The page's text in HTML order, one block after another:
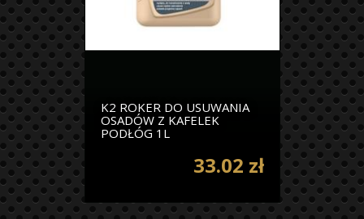
K2 ROKER DO USUWANIA
OSADÓW Z KAFELEK
PODŁÓG 1L
33.02 zł